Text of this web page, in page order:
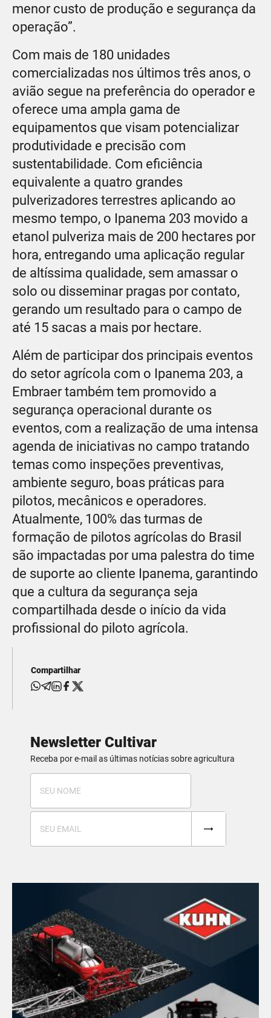
menor custo de produção e segurança da
operação”.
Com mais de 180 unidades
comercializadas nos últimos três anos, o
avião segue na preferência do operador e
oferece uma ampla gama de
equipamentos que visam potencializar
produtividade e precisão com
sustentabilidade. Com eficiência
equivalente a quatro grandes
pulverizadores terrestres aplicando ao
mesmo tempo, o Ipanema 203 movido a
etanol pulveriza mais de 200 hectares por
hora, entregando uma aplicação regular
de altíssima qualidade, sem amassar o
solo ou disseminar pragas por contato,
gerando um resultado para o campo de
até 15 sacas a mais por hectare.
Além de participar dos principais eventos
do setor agrícola com o Ipanema 203, a
Embraer também tem promovido a
segurança operacional durante os
eventos, com a realização de uma intensa
agenda de iniciativas no campo tratando
temas como inspeções preventivas,
ambiente seguro, boas práticas para
pilotos, mecânicos e operadores.
Atualmente, 100% das turmas de
formação de pilotos agrícolas do Brasil
são impactadas por uma palestra do time
de suporte ao cliente Ipanema, garantindo
que a cultura da segurança seja
compartilhada desde o início da vida
profissional do piloto agrícola.
Compartilhar
Newsletter Cultivar
Receba por e-mail as últimas notícias sobre agricultura